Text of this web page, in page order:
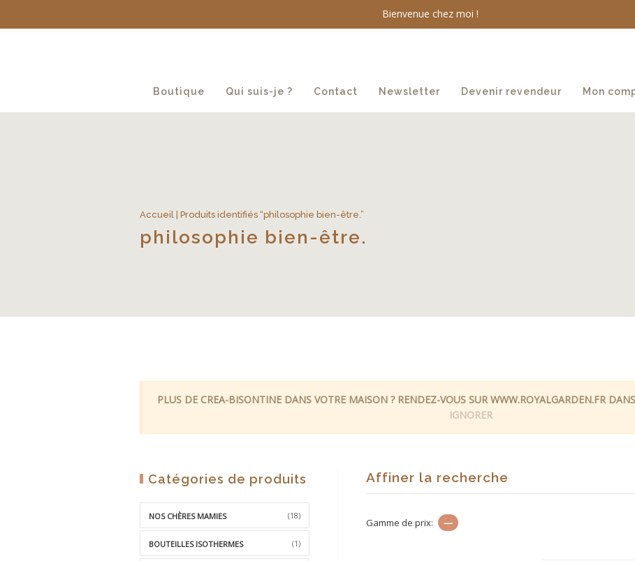
Bienvenue chez moi !
Boutique Qui suis-je ? Contact Newsletter Devenir revendeur Mon
Accueil | Produits identifiés “philosophie bien-être.”
philosophie bien-être.
PLUS DE CREA-BISONTINE DANS VOTRE MAISON ? RENDEZ-VOUS SUR WWW.ROYALGARDEN.FR
IGNORER
Affiner la recherche
Gamme de prix:
—
Catégories de produits
NOS CHÈRES MAMIES (18)
BOUTEILLES ISOTHERMES (1)